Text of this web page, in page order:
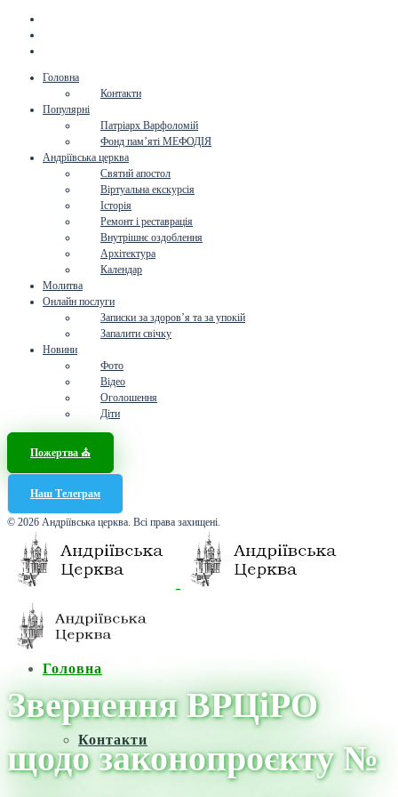
Головна
Контакти
Популярні
Патріарх Варфоломій
Фонд пам’яті МЕФОДІЯ
Андріївська церква
Святий апостол
Віртуальна екскурсія
Історія
Ремонт і реставрація
Внутрішнє оздоблення
Архітектура
Календар
Молитва
Онлайн послуги
Записки за здоров’я та за упокій
Запалити свічку
Новини
Фото
Відео
Оголошення
Діти
Пожертва ⛪️
Наш Телеграм
© 2026 Андріївська церква. Всі права захищені.
Головна
Контакти
Звернення ВРЦіРО
щодо законопроєкту №